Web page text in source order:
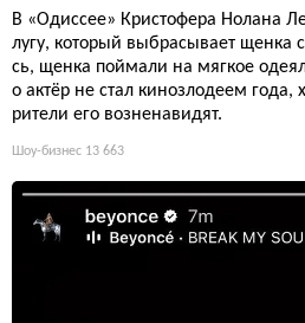
В «Одиссее» Кристофера Нолана
лугу, который выбрасывает щенка
сь, щенка поймали на мягкое
о актёр не стал кинозлодеем года,
рители его возненавидят.
Шоу-бизнес 13 663